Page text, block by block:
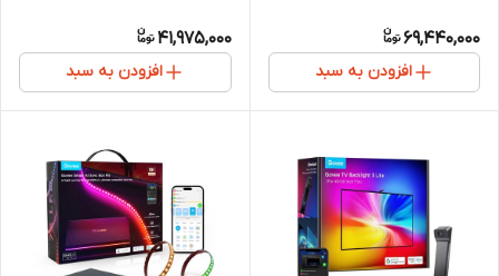
69,440,000
افزودن به سبد
تلویزیون های 55 تا۶۵ اینچ
41,975,000
افزودن به سبد